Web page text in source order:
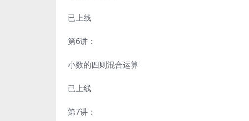
已上线
第6讲：
小数的四则混合运算
已上线
第7讲：